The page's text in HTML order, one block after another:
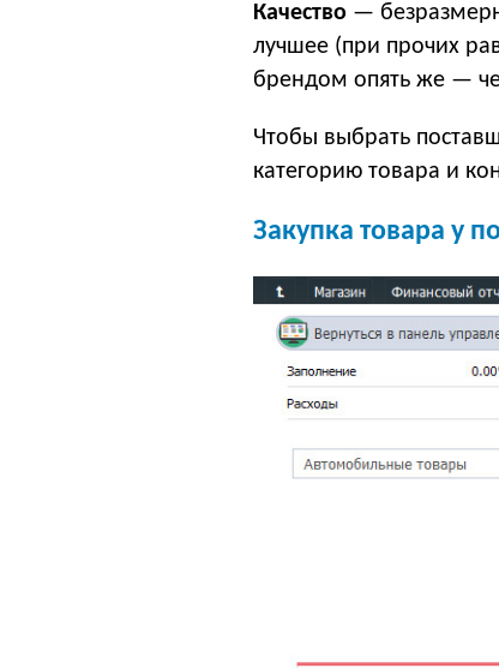
Качество —
лучшее (при прочих
брендом опять же —
Чтобы выбрать
категорию товара и
Закупка товара у